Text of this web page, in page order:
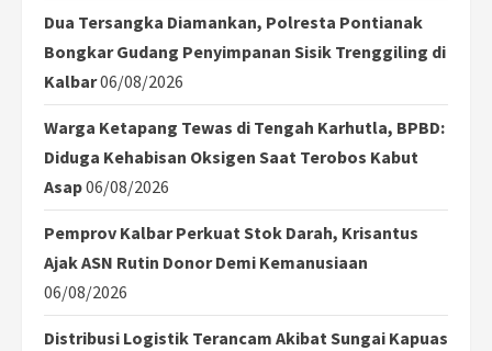
Dua Tersangka Diamankan, Polresta Pontianak
Bongkar Gudang Penyimpanan Sisik Trenggiling di
Kalbar06/08/2026
Warga Ketapang Tewas di Tengah Karhutla, BPBD:
Diduga Kehabisan Oksigen Saat Terobos Kabut
Asap06/08/2026
Pemprov Kalbar Perkuat Stok Darah, Krisantus
Ajak ASN Rutin Donor Demi Kemanusiaan
06/08/2026
Distribusi Logistik Terancam Akibat Sungai Kapuas